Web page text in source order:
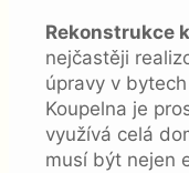
Rekonstrukce
nejčastěji
úpravy v
Koupelna je
využívá celá
musí být nejen